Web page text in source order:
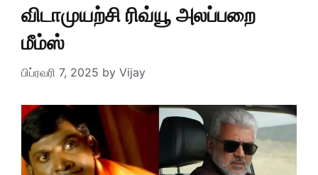
விடாமுயற்சி ரிவ்யூ அலப்பறை
மீம்ஸ்
பிப்ரவரி 7, 2025 by Vijay